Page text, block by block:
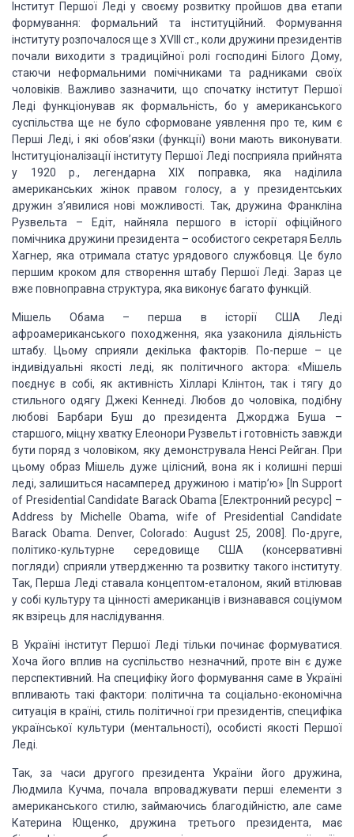
Інститут Першої Леді у своєму розвитку пройшов два етапи
формування: формальний та інституційний. Формування
інституту розпочалося ще з XVIII ст., коли дружини президентів
почали виходити з традиційної ролі господині Білого Дому,
стаючи неформальними помічниками та радниками своїх
чоловіків. Важливо зазначити, що спочатку інститут Першої
Леді функціонував як формальність, бо у американського
суспільства ще не було сформоване уявлення про те, ким є
Перші Леді, і які обов’язки (функції) вони мають виконувати.
Інституціоналізації інституту Першої Леді посприяла прийнята
у 1920 р., легендарна XIX поправка, яка наділила
американських жінок правом голосу, а у президентських
дружин з’явилися нові можливості. Так, дружина Франкліна
Рузвельта – Едіт, найняла першого в історії офіційного
помічника дружини президента – особистого секретаря Белль
Хагнер, яка отримала статус урядового службовця. Це було
першим кроком для створення штабу Першої Леді. Зараз це
вже повноправна структура, яка виконує багато функцій.
Мішель Обама – перша в історії США Леді
афроамериканського походження, яка узаконила діяльність
штабу. Цьому сприяли декілька факторів. По-перше – це
індивідуальні якості леді, як політичного актора: «Мішель
поєднує в собі, як активність Хілларі Клінтон, так і тягу до
стильного одягу Джекі Кеннеді. Любов до чоловіка, подібну
любові Барбари Буш до президента Джорджа Буша –
старшого, міцну хватку Елеонори Рузвельт і готовність завжди
бути поряд з чоловіком, яку демонструвала Ненсі Рейган. При
цьому образ Мішель дуже цілісний, вона як і колишні перші
леді, залишиться насамперед дружиною і матір’ю» [In Support
of Presidential Candidate Barack Obama [Електронний ресурс] –
Address by Michelle Obama, wife of Presidential
Candidate
Barack Obama. Denver, Colorado: August 25, 2008]. По-друге,
політико-культурне середовище США (консервативні
погляди) сприяли утвердженню та розвитку такого інституту.
Так, Перша Леді ставала концептом-еталоном, який втілював
у собі культуру та цінності американців і визнавався соціумом
яквзірець для наслідування.
В Україні інститут Першої Леді тільки починає формуватися.
Хоча його вплив на суспільство незначний, проте він є дуже
перспективний. На специфіку його формування саме в Україні
впливають такі фактори: політична та соціально-економічна
ситуація в країні, стиль політичної гри президентів, специфіка
української культури (ментальності), особисті якості Першої
Леді.
Так, за часи другого президента України його дружина,
Людмила Кучма, почала впроваджувати перші елементи з
американського стилю, займаючись благодійністю, але саме
Катерина Ющенко, дружина третього президента, має